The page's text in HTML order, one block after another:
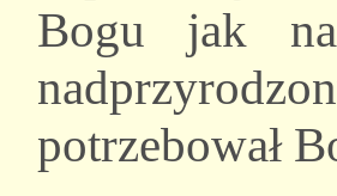
Bogu jak
potrzebował